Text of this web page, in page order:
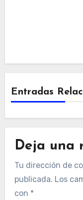
Entradas
Deja una
Tu dirección de
publicada. Los
con *